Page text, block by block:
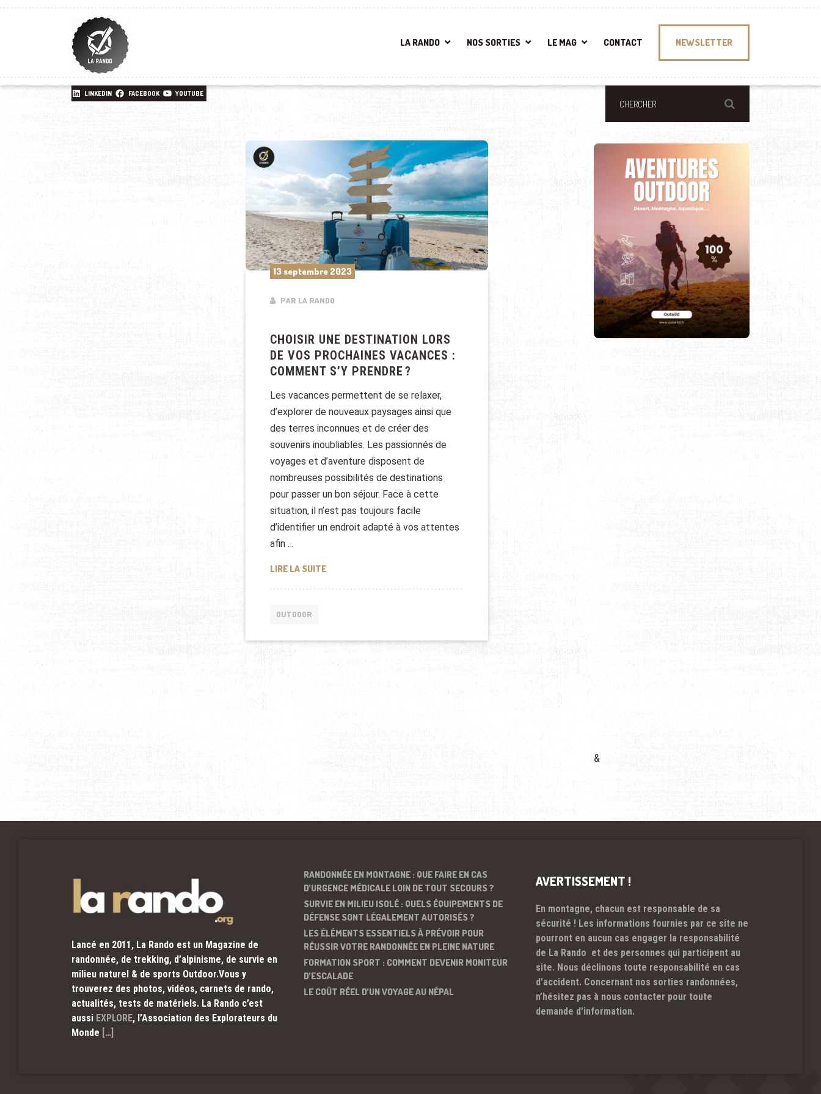
LA RANDO NOS SORTIES LE MAG CONTACT NEWSLETTER
LINKEDIN FACEBOOK YOUTUBE
13 septembre 2023
PAR LA RANDO
CHOISIR UNE DESTINATION LORS
DE VOS PROCHAINES VACANCES :
COMMENT S’Y PRENDRE ?
Les vacances permettent de se relaxer,
d’explorer de nouveaux paysages ainsi que
des terres inconnues et de créer des
souvenirs inoubliables. Les passionnés de
voyages et d’aventure disposent de
nombreuses possibilités de destinations
pour passer un bon séjour. Face à cette
situation, il n’est pas toujours facile
d’identifier un endroit adapté à vos attentes
afin …
LIRE LA SUITECHOISIR UNE DESTINATION LORS DE VOS PROCHAINES VACANCES : COMMENT S’Y PRENDRE ?
OUTDOOR
&
Lancé en 2011, La Rando est un Magazine de
randonnée, de trekking, d’alpinisme, de survie en
milieu naturel & de sports Outdoor.Vous y
trouverez des photos, vidéos, carnets de rando,
actualités, tests de matériels. La Rando c’est
aussi EXPLORE, l’Association des Explorateurs du
Monde […]
RANDONNÉE EN MONTAGNE : QUE FAIRE EN CAS
D’URGENCE MÉDICALE LOIN DE TOUT SECOURS ?
SURVIE EN MILIEU ISOLÉ : QUELS ÉQUIPEMENTS DE
DÉFENSE SONT LÉGALEMENT AUTORISÉS ?
LES ÉLÉMENTS ESSENTIELS À PRÉVOIR POUR
RÉUSSIR VOTRE RANDONNÉE EN PLEINE NATURE
FORMATION SPORT : COMMENT DEVENIR MONITEUR
D’ESCALADE
LE COÛT RÉEL D’UN VOYAGE AU NÉPAL
AVERTISSEMENT !
En montagne, chacun est responsable de sa
sécurité ! Les informations fournies par ce site ne
pourront en aucun cas engager la responsabilité
de La Rando et des personnes qui participent au
site. Nous déclinons toute responsabilité en cas
d’accident. Concernant nos sorties randonnées,
n’hésitez pas à nous contacter pour toute
demande d’information.